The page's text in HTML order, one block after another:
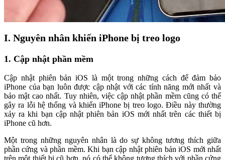
I. Nguyên nhân khiến iPhone bị treo logo
1. Cập nhật phần mềm
Cập nhật phiên bản iOS là một trong những cách để đảm bảo
iPhone của bạn luôn được cập nhật với các tính năng mới nhất và
bảo mật cao nhất. Tuy nhiên, việc cập nhật phần mềm cũng có thể
gây ra lỗi hệ thống và khiến iPhone bị treo logo. Điều này thường
xảy ra khi bạn cập nhật phiên bản iOS mới nhất trên các thiết bị
iPhone cũ hơn.
Một trong những nguyên nhân là do sự không tương thích giữa
phần cứng và phần mềm. Khi bạn cập nhật phiên bản iOS mới nhất